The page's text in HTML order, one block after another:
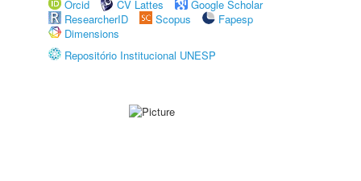
Orcid
CV Lattes
Google Scholar
ResearcherID
Scopus
Fapesp
Dimensions
Repositório Institucional UNESP